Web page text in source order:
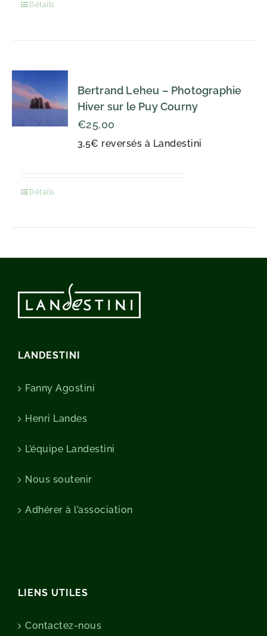
Détails
Bertrand Leheu – Photographie
Hiver sur le Puy Courny
3,5€ reversés à Landestini
€25,00
Détails
LANDESTINI
Fanny Agostini
Henri Landes
L’équipe Landestini
Nous soutenir
Adhérer à l’association
LIENS UTILES
Contactez-nous